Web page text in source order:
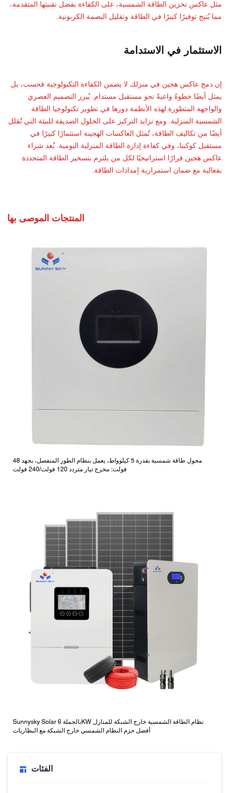
مثل عاكس تخزين الطاقة الشمسية، على الكفاءة بفضل تقنيتها المتقدمة،
مما يُتيح توفيرًا كبيرًا في الطاقة وتقليل البصمة الكربونية.
الاستثمار في الاستدامة
إن دمج عاكس هجين في منزلك لا يضمن الكفاءة التكنولوجية فحسب، بل
يمثل أيضًا خطوةً واعيةً نحو مستقبل مستدام. يُبرز التصميم العصري
والواجهة المتطورة لهذه الأنظمة دورها في تطوير تكنولوجيا الطاقة
الشمسية المنزلية. ومع تزايد التركيز على الحلول الصديقة للبيئة التي تُقلل
أيضًا من تكاليف الطاقة، تُمثل العاكسات الهجينة استثمارًا كبيرًا في
مستقبل كوكبنا، وفي كفاءة إدارة الطاقة المنزلية اليومية. يُعد شراء
عاكس هجين قرارًا استراتيجيًا لكل من يلتزم بتسخير الطاقة المتجددة
بفعالية مع ضمان استمرارية إمدادات الطاقة.
المنتجات الموصى بها
محول طاقة شمسية بقدرة 5 كيلوواط، يعمل بنظام الطور المنفصل، بجهد 48
فولت: مخرج تيار متردد 120 فولت/240 فولت
Sunnysky Solar بالجملة 6KW نظام الطاقة الشمسية خارج الشبكة للمنازل
أفضل حزم النظام الشمسي خارج الشبكة مع البطاريات
الفئات